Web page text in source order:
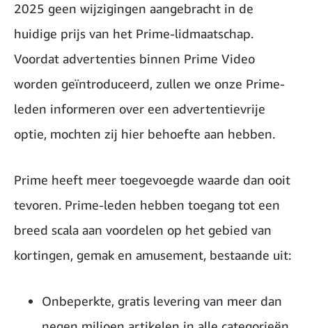
2025 geen wijzigingen aangebracht in de
huidige prijs van het Prime-lidmaatschap.
Voordat advertenties binnen Prime Video
worden geïntroduceerd, zullen we onze Prime-
leden informeren over een advertentievrije
optie, mochten zij hier behoefte aan hebben.
Prime heeft meer toegevoegde waarde dan ooit
tevoren. Prime-leden hebben toegang tot een
breed scala aan voordelen op het gebied van
kortingen, gemak en amusement, bestaande uit:
Onbeperkte, gratis levering van meer dan